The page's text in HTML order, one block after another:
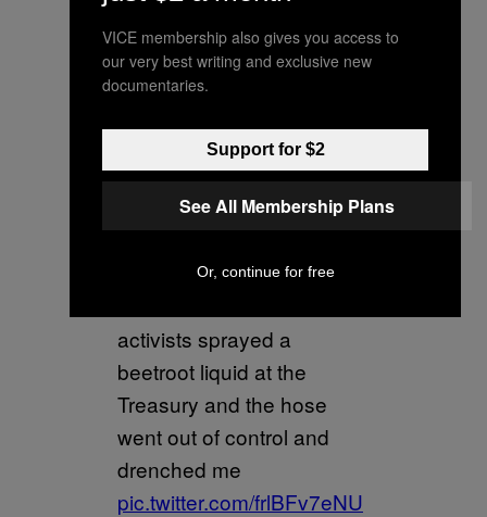
Here's the moment
activists sprayed a
beetroot liquid at the
Treasury and the hose
went out of control and
drenched me
pic.twitter.com/frlBFv7eNU
VICE membership also gives you access to
our very best writing and exclusive new
documentaries.
Support for $2
See All Membership Plans
Or, continue for free